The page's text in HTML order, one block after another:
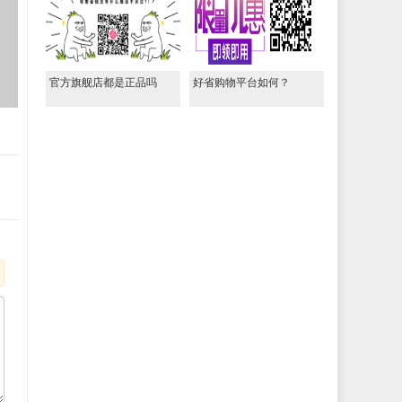
官方旗舰店都是正品吗 好省购物平台如何？